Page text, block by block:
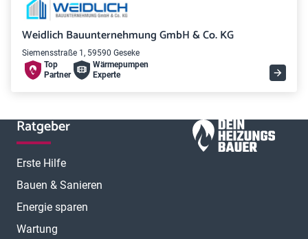
Weidlich Bauunternehmung GmbH & Co. KG
Siemensstraße 1, 59590 Geseke
Top
Partner
Wärme­pumpen
Experte
Ratgeber
Erste Hilfe
Bauen & Sanieren
Energie sparen
Wartung